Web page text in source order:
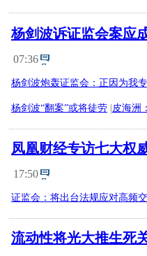
杨剑波诉证监会案应
07:36
杨剑波炮轰证监会：正因为我
杨剑波“翻案”或将徒劳 | 皮海洲
凤凰财经专访七大权
17:50
证监会：将出台法规应对高频
流动性将光大推生死